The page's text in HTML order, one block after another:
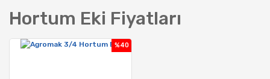
Hortum Eki Fiyatları
%40